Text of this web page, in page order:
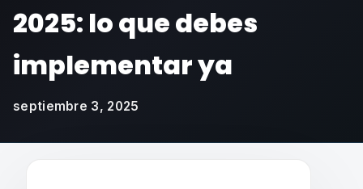
2025: lo que debes
implementar ya
septiembre 3, 2025